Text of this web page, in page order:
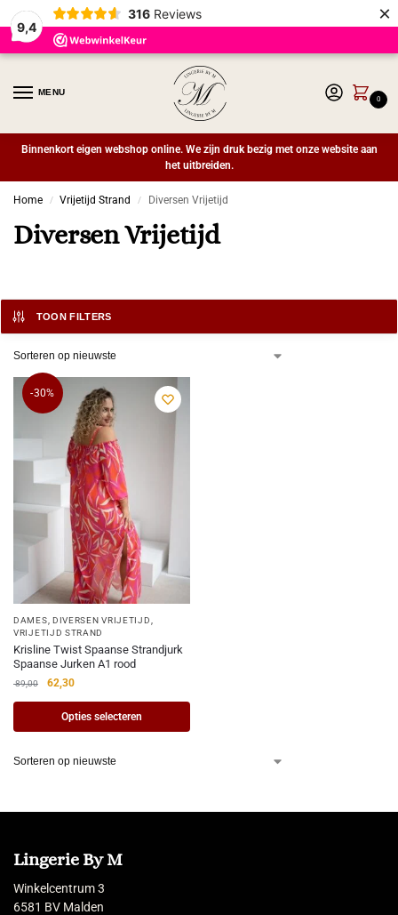
9,4
316 Reviews ×
MENU
0
Binnenkort eigen webshop online. We zijn druk bezig met onze website aan
het uitbreiden.
Home / Vrijetijd Strand / Diversen Vrijetijd
Diversen Vrijetijd
TOON FILTERS
-30%
DAMES DIVERSEN VRIJETIJD
VRIJETIJD STRAND
Krisline Twist Spaanse Strandjurk
Spaanse Jurken A1 rood
89,00 62,30
Opties selecteren
Lingerie By M
Winkelcentrum 3
6581 BV Malden